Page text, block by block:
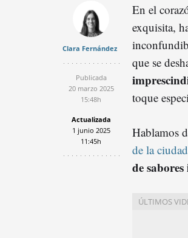
Clara Fernández
Publicada
20 marzo 2025
15:48h
Actualizada
1 junio 2025
11:45h
En el
exquisita,
que se
toque
Hablamos
de la
de